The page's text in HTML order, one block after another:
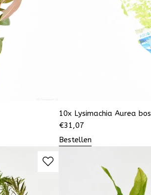
10x Lysimachia Aurea bos
€31,07
Bestellen